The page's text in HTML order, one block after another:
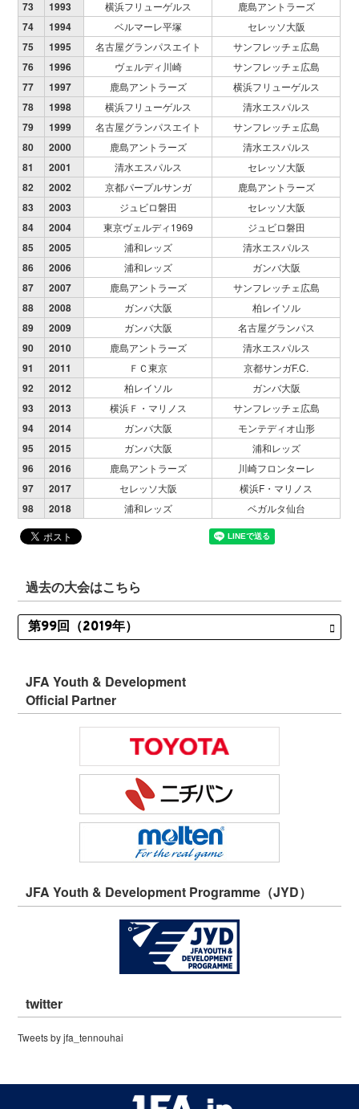
73 1993 横浜フリューゲルス 鹿島アントラーズ
74 1994 ベルマーレ平塚 セレッソ大阪
75 1995 名古屋グランパスエイト サンフレッチェ広島
76 1996 ヴェルディ川崎 サンフレッチェ広島
77 1997 鹿島アントラーズ 横浜フリューゲルス
78 1998 横浜フリューゲルス 清水エスパルス
79 1999 名古屋グランパスエイト サンフレッチェ広島
80 2000 鹿島アントラーズ 清水エスパルス
81 2001 清水エスパルス セレッソ大阪
82 2002 京都パープルサンガ 鹿島アントラーズ
83 2003 ジュビロ磐田 セレッソ大阪
84 2004 東京ヴェルディ1969 ジュビロ磐田
85 2005 浦和レッズ 清水エスパルス
86 2006 浦和レッズ ガンバ大阪
87 2007 鹿島アントラーズ サンフレッチェ広島
88 2008 ガンバ大阪 柏レイソル
89 2009 ガンバ大阪 名古屋グランパス
90 2010 鹿島アントラーズ 清水エスパルス
91 2011 ＦＣ東京 京都サンガF.C.
92 2012 柏レイソル ガンバ大阪
93 2013 横浜Ｆ・マリノス サンフレッチェ広島
94 2014 ガンバ大阪 モンテディオ山形
95 2015 ガンバ大阪 浦和レッズ
96 2016 鹿島アントラーズ 川崎フロンターレ
97 2017 セレッソ大阪 横浜F・マリノス
98 2018 浦和レッズ ベガルタ仙台
過去の大会はこちら
JFA Youth & Development
Official Partner
JFA Youth & Development Programme（JYD）
twitter
Tweets by jfa_tennouhai